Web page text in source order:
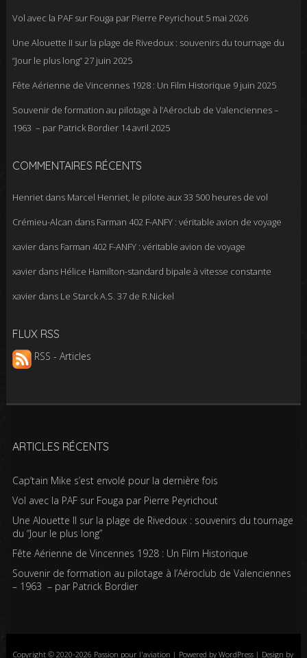
Vol avec la PAF sur Fouga par Pierre Peyrichout 5 mai 2026
Une Alouette II sur la plage de Rivedoux : souvenirs du tournage du
“Jour le plus long”27 juin 2025
Fête Aérienne de Vincennes 1928 : Un Film Historique 9 juin 2025
Souvenir de formation au pilotage à l’Aéroclub de Valenciennes –
1963 – par Patrick Bordier 14 avril 2025
COMMENTAIRES RÉCENTS
Henrietdans Marcel Henriet, le pilote aux 33 500 heures de vol
Crémieu-Alcan dans Farman 402 F-ANFY : véritable avion de voyage
xavierdans Farman 402 F-ANFY : véritable avion de voyage
xavierdans Hélice Hamilton-standard bipale à vitesse constante
xavierdans Le Starck A.S. 37 de R.Nickel
FLUX RSS
RSS - Articles
ARTICLES RÉCENTS
Cap’tain Mike s’est envolé pour la dernière fois
Vol avec la PAF sur Fouga par Pierre Peyrichout
Une Alouette II sur la plage de Rivedoux : souvenirs du tournage
du “Jour le plus long”
Fête Aérienne de Vincennes 1928 : Un Film Historique
Souvenir de formation au pilotage à l’Aéroclub de Valenciennes
– 1963 – par Patrick Bordier
Copyright © 2020-2026 Passion pour l'aviation | Powered by WordPress | Design by